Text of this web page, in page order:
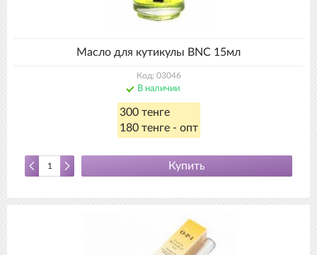
Масло для кутикулы BNC 15мл
Код: 03046
В наличии
300 тенге
180 тенге - опт
Купить